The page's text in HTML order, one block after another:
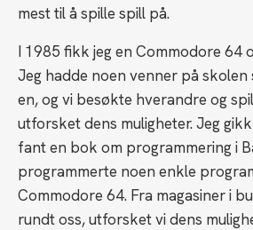
mest til å spille spill på.
I 1985 fikk jeg en Commodore 64
Jeg hadde noen venner på skolen
en, og vi besøkte hverandre og
utforsket dens muligheter. Jeg
fant en bok om programmering i
programmerte noen enkle
Commodore 64. Fra magasiner i
rundt oss, utforsket vi dens